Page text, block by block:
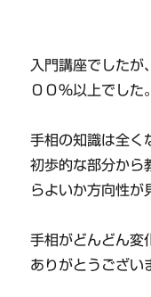
入門講座でしたが
００％以上でした。
手相の知識は全く
初歩的な部分から
らよいか方向性が
手相がどんどん変
ありがとうござい